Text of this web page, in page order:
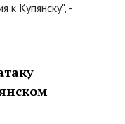
к Купянску", -